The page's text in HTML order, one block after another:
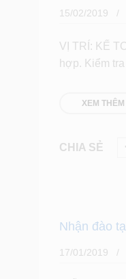
15/02/2019
VỊ TRÍ: KẾ
hợp. Kiểm
XEM THÊM
CHIA SẺ
Nhận đào
17/01/2019